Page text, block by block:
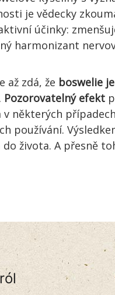
je vědecky
účinky:
harmonizant
až zdá, že boswelie
Pozorovatelný efekt
v některých
používání.
do života. A přesně